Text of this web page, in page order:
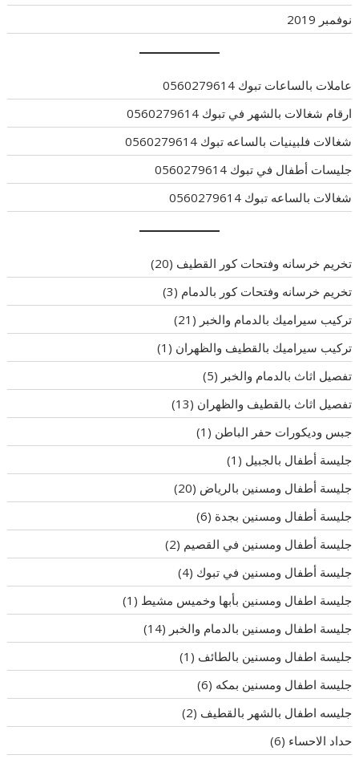
نوفمبر 2019
عاملات بالساعات تبوك 0560279614
ارقام شغالات بالشهر في تبوك 0560279614
شغالات فلبينيات بالساعه تبوك 0560279614
جليسات أطفال في تبوك 0560279614
شغالات بالساعه تبوك 0560279614
تخريم خرسانه وفتحات كور القطيف (20)
تخريم خرسانه وفتحات كور بالدمام (3)
تركيب سيراميك بالدمام والخبر (21)
تركيب سيراميك بالقطيف والظهران (1)
تفصيل اثاث بالدمام والخبر (5)
تفصيل اثاث بالقطيف والظهران (13)
جبس وديكورات حفر الباطن (1)
جليسة أطفال بالجبيل (1)
جليسة أطفال ومسنين بالرياض (20)
جليسة أطفال ومسنين بجدة (6)
جليسة أطفال ومسنين في القصيم (2)
جليسة أطفال ومسنين في تبوك (4)
جليسة اطفال ومسنين بأبها وخميس مشيط (1)
جليسة اطفال ومسنين بالدمام والخبر (14)
جليسة اطفال ومسنين بالطائف (1)
جليسة اطفال ومسنين بمكه (6)
جليسه اطفال بالشهر بالقطيف (2)
حداد الاحساء (6)